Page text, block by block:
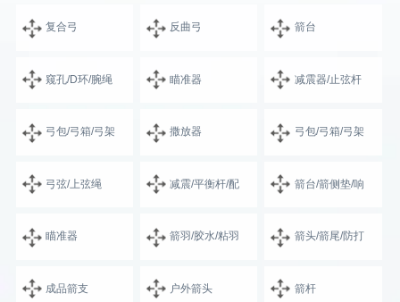
复合弓 反曲弓 箭台
窥孔/D环/腕绳 瞄准器 减震器/止弦杆
弓包/弓箱/弓架 撒放器 弓包/弓箱/弓架
弓弦/上弦绳 减震/平衡杆/配 箭台/箭侧垫/响
瞄准器 箭羽/胶水/粘羽 箭头/箭尾/防打
成品箭支 户外箭头 箭杆